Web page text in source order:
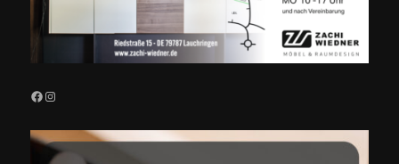
Facebook
Instagram